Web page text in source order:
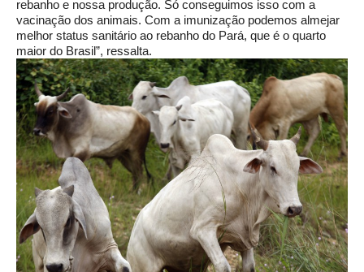
rebanho e nossa produção. Só conseguimos isso com a
vacinação dos animais. Com a imunização podemos almejar
melhor status sanitário ao rebanho do Pará, que é o quarto
maior do Brasil”, ressalta.